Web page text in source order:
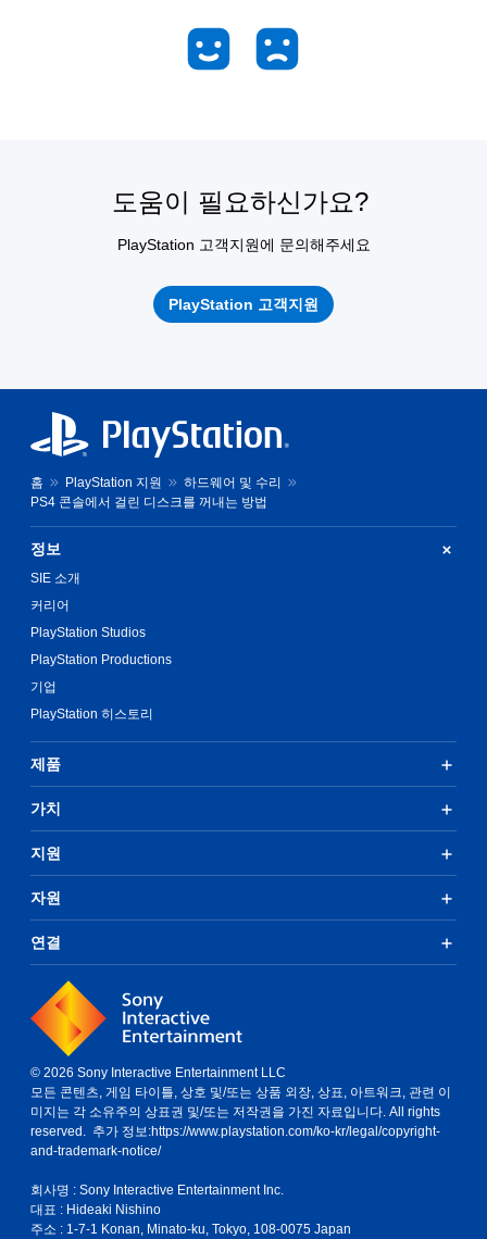
도움이 필요하신가요?
PlayStation 고객지원에 문의해주세요
PlayStation 고객지원
홈 PlayStation 지원
하드웨어 및 수리
PS4 콘솔에서 걸린 디스크를 꺼내는 방법
정보
SIE 소개
커리어
PlayStation Studios
PlayStation Productions
기업
PlayStation 히스토리
제품
가치
지원
자원
연결
© 2026 Sony Interactive Entertainment LLC
모든 콘텐츠, 게임 타이틀, 상호 및/또는 상품 외장, 상표, 아트워크, 관련 이
미지는 각 소유주의 상표권 및/또는 저작권을 가진 자료입니다. All rights
reserved. 추가 정보:https://www.playstation.com/ko-kr/legal/copyright-
and-trademark-notice/
회사명 : Sony Interactive Entertainment Inc.
대표 : Hideaki Nishino
주소 : 1-7-1 Konan, Minato-ku, Tokyo, 108-0075 Japan